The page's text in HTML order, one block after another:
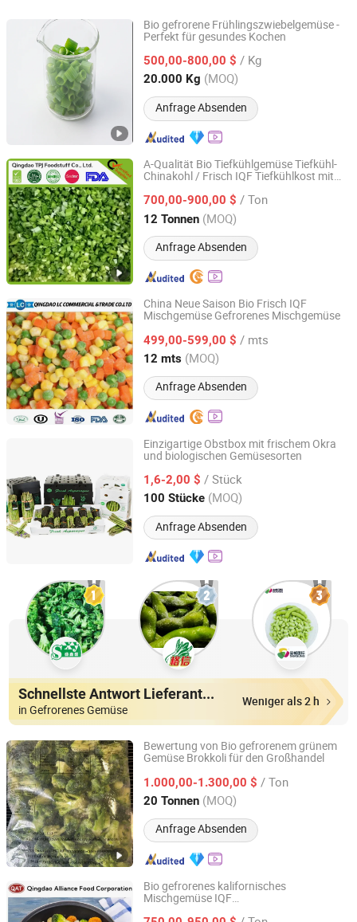
Bio gefrorene Frühlingszwiebelgemüse -
Perfekt für gesundes Kochen
500,00-800,00 $ / Kg
20.000 Kg (MOQ)
Anfrage Absenden
Fujian Yong'an Gexin Food Co., Ltd.
Fujian, China Seit 2026
A-Qualität Bio Tiefkühlgemüse Tiefkühl-
Chinakohl / Frisch IQF Tiefkühlkost mit
700,00-900,00 $ / Ton
12 Tonnen (MOQ)
Anfrage Absenden
Qingdao TPJ Foodstuff Co., Ltd.
Shandong, China Seit 2020
China Neue Saison Bio Frisch IQF
Mischgemüse Gefrorenes Mischgemüse
499,00-599,00 $ / mts
12 mts (MOQ)
Anfrage Absenden
Qingdao LC Commercial & Trade Co., Ltd.
Shandong, China Seit 2019
Einzigartige Obstbox mit frischem Okra
und biologischen Gemüsesorten
1,6-2,00 $ / Stück
100 Stücke (MOQ)
Anfrage Absenden
Qingdao Junrui Environmental Protection Materials Co.,
Ltd.
Shandong, China Seit 2025
Schnellste Antwort Lieferanten
in Gefrorenes Gemüse
Weniger als 2 h
Bewertung von Bio gefrorenem grünem
Gemüse Brokkoli für den Großhandel
1.000,00-1.300,00 $ / Ton
20 Tonnen (MOQ)
Anfrage Absenden
Pintong International Trade (Qingdao) Co, Ltd.
Shandong, China Seit 2025
Bio gefrorenes kalifornisches
Mischgemüse IQF
QINGDAO ALLIANCE FOOD CORP.